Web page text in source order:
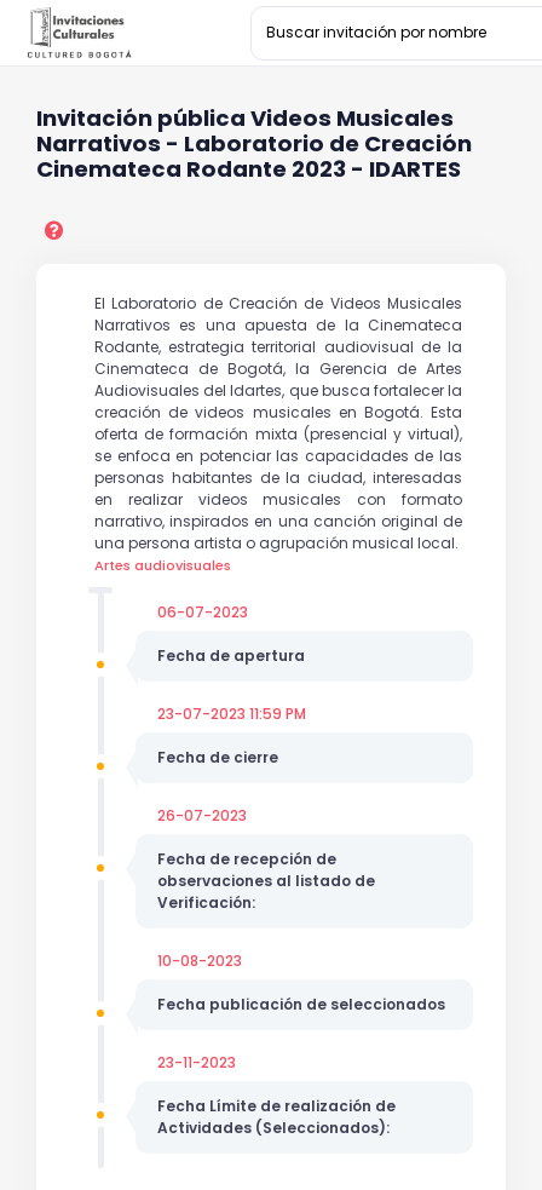
Invitación pública Videos Musicales
Narrativos - Laboratorio de Creación
Cinemateca Rodante 2023 - IDARTES
El Laboratorio de Creación de Videos Musicales
Narrativos es una apuesta de la Cinemateca
Rodante, estrategia territorial audiovisual de la
Cinemateca de Bogotá, la Gerencia de Artes
Audiovisuales del Idartes, que busca fortalecer la
creación de videos musicales en Bogotá. Esta
oferta de formación mixta (presencial y virtual),
se enfoca en potenciar las capacidades de las
personas habitantes de la ciudad, interesadas
en realizar videos musicales con formato
narrativo, inspirados en una canción original de
una persona artista o agrupación musical local.
Artes audiovisuales
06-07-2023
Fecha de apertura
23-07-2023 11:59 PM
Fecha de cierre
26-07-2023
Fecha de recepción de
observaciones al listado de
Verificación:
10-08-2023
Fecha publicación de seleccionados
23-11-2023
Fecha Límite de realización de
Actividades (Seleccionados):